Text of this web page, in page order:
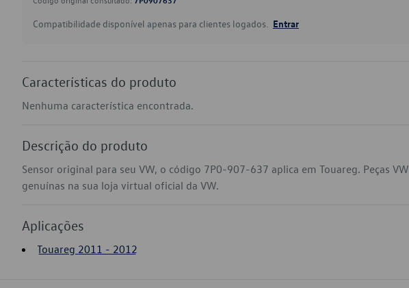
Compatibilidade disponível apenas para clientes logados. Entrar
Características do produto
Nenhuma característica encontrada.
Descrição do produto
Sensor original para seu VW, o código 7P0-907-637 aplica em Touareg. Peças VW
genuínas na sua loja virtual oficial da VW.
Aplicações
Touareg 2011 - 2012